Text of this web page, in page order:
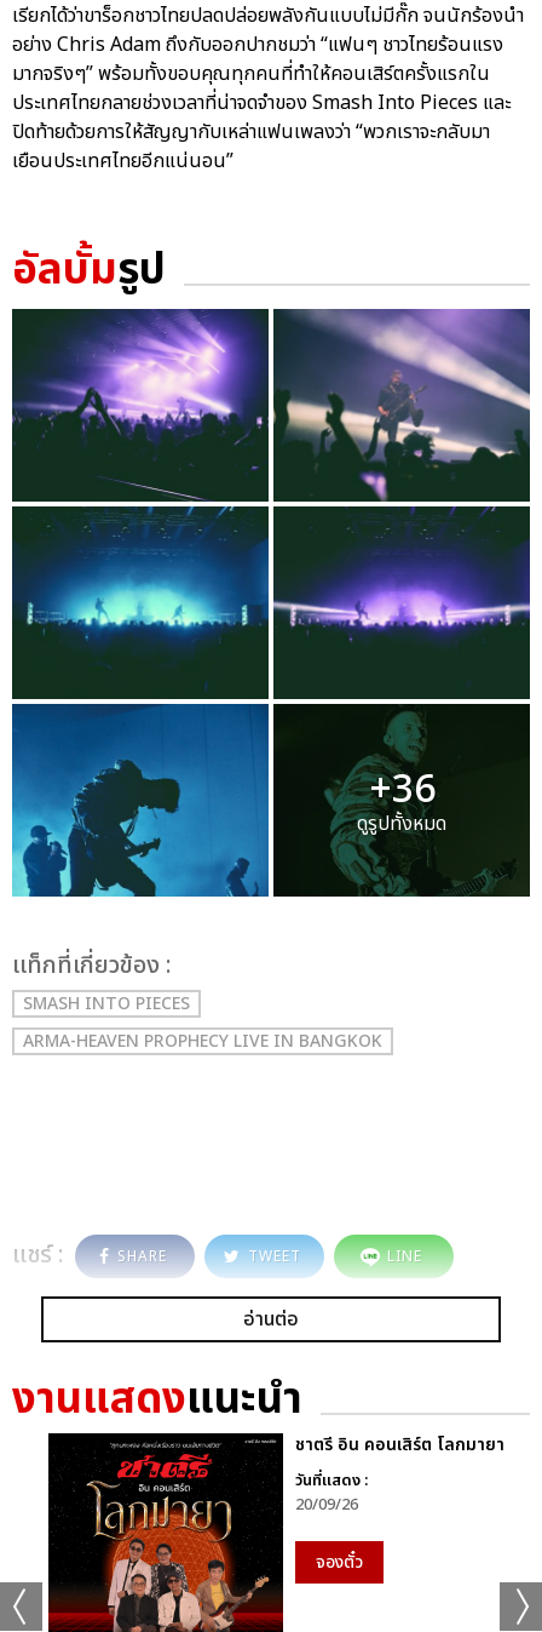
เรียกได้ว่าขาร็อกชาวไทยปลดปล่อยพลังกันแบบไม่มีกั๊ก จนนักร้องนำ
อย่าง Chris Adam ถึงกับออกปากชมว่า “แฟนๆ ชาวไทยร้อนแรง
มากจริงๆ” พร้อมทั้งขอบคุณทุกคนที่ทำให้คอนเสิร์ตครั้งแรกใน
ประเทศไทยกลายช่วงเวลาที่น่าจดจำของ Smash Into Pieces และ
ปิดท้ายด้วยการให้สัญญากับเหล่าแฟนเพลงว่า “พวกเราจะกลับมา
เยือนประเทศไทยอีกแน่นอน”
อัลบั้มรูป
+36
ดูรูปทั้งหมด
เเท็กที่เกี่ยวข้อง :
SMASH INTO PIECES
ARMA-HEAVEN PROPHECY LIVE IN BANGKOK
แชร์ : SHARE TWEET LINE
อ่านต่อ
งานแสดงแนะนำ
ชาตรี อิน คอนเสิร์ต โลกมายา
วันที่แสดง :
20/09/26
จองตั๋ว